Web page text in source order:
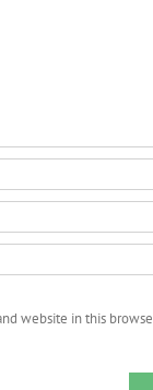
website in this